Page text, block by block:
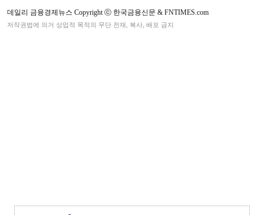
데일리 금융경제뉴스 Copyright ⓒ 한국금융신문 & FNTIMES.com
저작권법에 의거 상업적 목적의 무단 전재, 복사, 배포 금지